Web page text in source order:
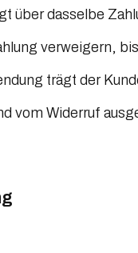
über dasselbe
verweigern,
trägt der
vom Widerruf